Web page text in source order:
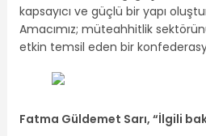
kapsayıcı ve güçlü bir yapı
Amacımız; müteahhitlik
etkin temsil eden bir
Fatma Güldemet Sarı, “İlgili